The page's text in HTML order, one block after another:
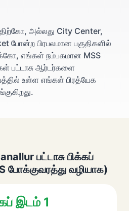
அல்லது City Center,
போன்ற பிரபலமான பகுதிகளில்
எங்கள் நம்பகமான MSS
பட்டாசு ஆர்டர்களை
உள்ள எங்கள் பிரத்யேக
பட்டாசு பிக்கப்
போக்குவரத்து வழியாக)
இடம் 1